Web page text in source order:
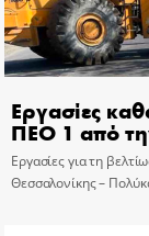
Εργασίες
ΠΕΟ 1 από
Εργασίες για τη
Θεσσαλονίκης –